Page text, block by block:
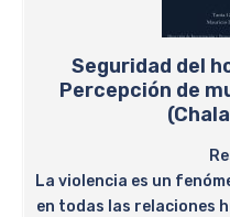
Seguridad del
Percepción de
La violencia es un
en todas las relaciones